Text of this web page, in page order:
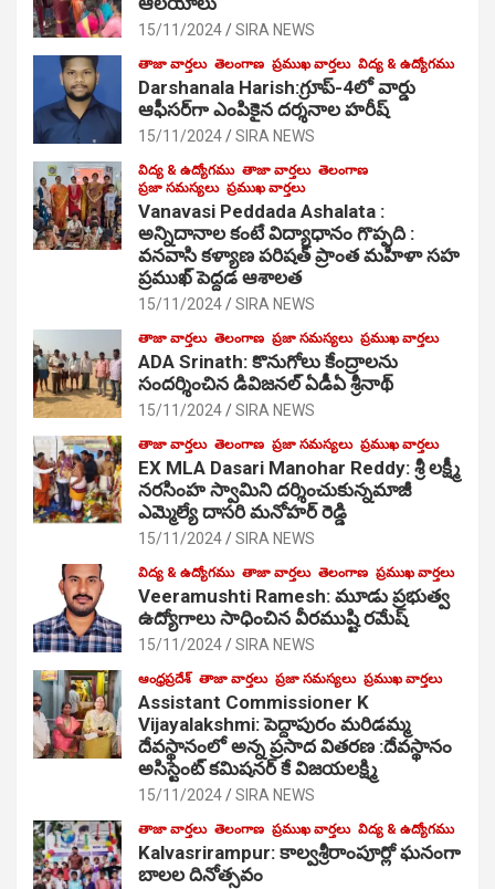
15/11/2024 SIRA NEWS
తాజా వార్తలు తెలంగాణ ప్రముఖ వార్తలు విద్య & ఉద్యోగము
Darshanala Harish:గ్రూప్-4లో వార్డు
ఆఫీసర్‌గా ఎంపికైన దర్శనాల హరీష్
15/11/2024 SIRA NEWS
విద్య & ఉద్యోగము తాజా వార్తలు తెలంగాణ
ప్రజా సమస్యలు ప్రముఖ వార్తలు
Vanavasi Peddada Ashalata :
అన్నిదానాల కంటే విద్యాధానం గొప్పది :
వనవాసి కళ్యాణ పరిషత్ ప్రాంత మహిళా సహ
ప్రముఖ్ పెద్దడ ఆశాలత
15/11/2024 SIRA NEWS
తాజా వార్తలు తెలంగాణ ప్రజా సమస్యలు ప్రముఖ వార్తలు
ADA Srinath: కొనుగోలు కేంద్రాల‌ను
సంద‌ర్శించిన డివిజనల్ ఏడీఏ శ్రీనాథ్
15/11/2024 SIRA NEWS
తాజా వార్తలు తెలంగాణ ప్రజా సమస్యలు ప్రముఖ వార్తలు
EX MLA Dasari Manohar Reddy: శ్రీ లక్ష్మీ
నరసింహ స్వామిని దర్శించుకున్నమాజీ
ఎమ్మెల్యే దాసరి మనోహర్ రెడ్డి
15/11/2024 SIRA NEWS
విద్య & ఉద్యోగము తాజా వార్తలు తెలంగాణ ప్రముఖ వార్తలు
Veeramushti Ramesh: మూడు ప్రభుత్వ
ఉద్యోగాలు సాధించిన వీరముష్టి రమేష్
15/11/2024 SIRA NEWS
ఆంధ్రప్రదేశ్ తాజా వార్తలు ప్రజా సమస్యలు ప్రముఖ వార్తలు
Assistant Commissioner K
Vijayalakshmi: పెద్దాపురం మరిడమ్మ
దేవస్థానంలో అన్న ప్రసాద వితరణ :దేవస్థానం
అసిస్టెంట్ కమిషనర్ కే విజయలక్ష్మి
15/11/2024 SIRA NEWS
తాజా వార్తలు తెలంగాణ ప్రముఖ వార్తలు విద్య & ఉద్యోగము
Kalvasrirampur: కాల్వశ్రీరాంపూర్లో ఘనంగా
బాలల దినోత్సవం